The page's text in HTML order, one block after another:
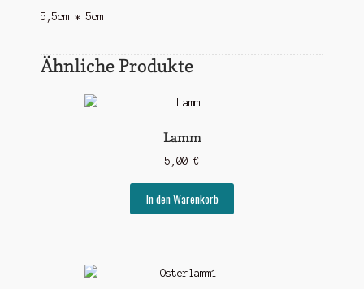
5,5cm * 5cm
Ähnliche Produkte
Lamm
5,00 €
In den Warenkorb